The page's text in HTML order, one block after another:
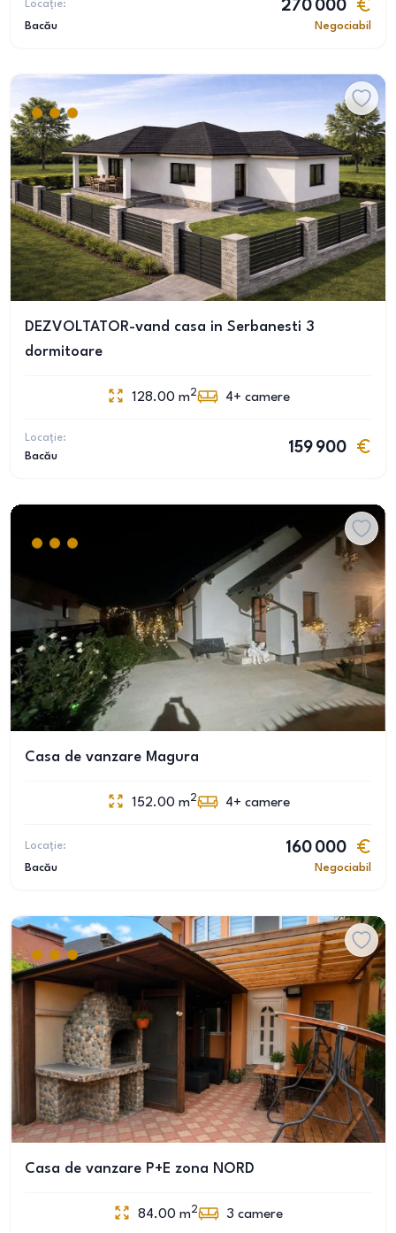
Locație:
Bacău
270 000
Negociabil
DEZVOLTATOR-vand casa in Serbanesti 3
dormitoare
128.00 m2 4+ camere
Locație:
Bacău
159 900
Casa de vanzare Magura
152.00 m2 4+ camere
Locație:
Bacău
160 000
Negociabil
Casa de vanzare P+E zona NORD
84.00 m2 3 camere